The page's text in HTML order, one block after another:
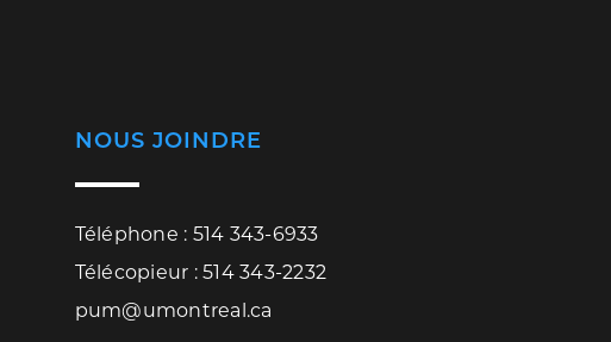
NOUS JOINDRE
Téléphone : 514 343-6933
Télécopieur : 514 343-2232
pum@umontreal.ca